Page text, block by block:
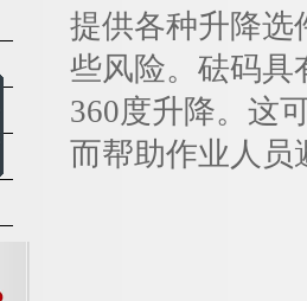
提供各种升降选
些风险。砝码具
360度升降。这
而帮助作业人员